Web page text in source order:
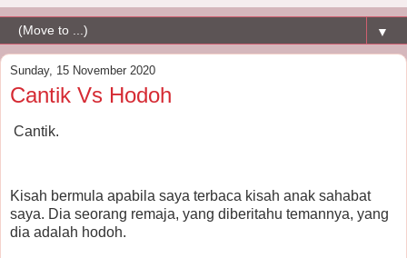
▼
Sunday, 15 November 2020
Cantik Vs Hodoh
Cantik.
Kisah bermula apabila saya terbaca kisah anak sahabat
saya. Dia seorang remaja, yang diberitahu temannya, yang
dia adalah hodoh.